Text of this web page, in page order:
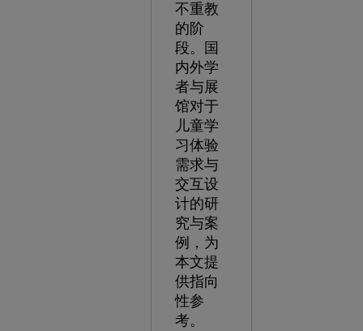
不重教
的阶
段。国
内外学
者与展
馆对于
儿童学
习体验
需求与
交互设
计的研
究与案
例，为
本文提
供指向
性参
考。